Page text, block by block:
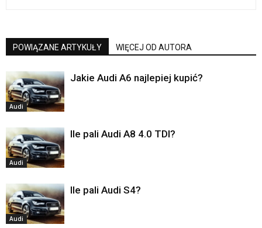
POWIĄZANE ARTYKUŁY WIĘCEJ OD AUTORA
Audi
Jakie Audi A6 najlepiej kupić?
Audi
Ile pali Audi A8 4.0 TDI?
Audi
Ile pali Audi S4?